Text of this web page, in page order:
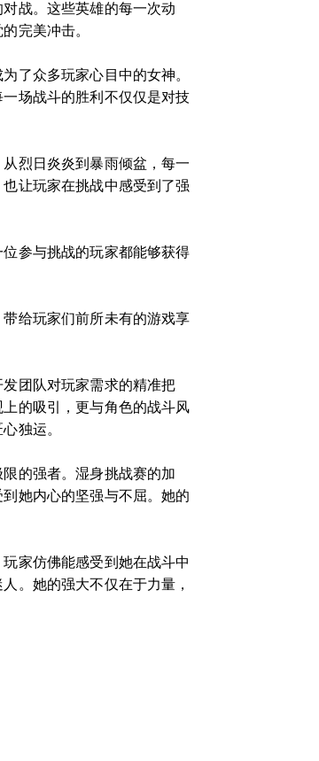
战。这些英雄的每一次动
完美冲击。
了众多玩家心目中的女神。
场战斗的胜利不仅仅是对技
烈日炎炎到暴雨倾盆，每一
让玩家在挑战中感受到了强
参与挑战的玩家都能够获得
给玩家们前所未有的游戏享
团队对玩家需求的精准把
的吸引，更与角色的战斗风
独运。
的强者。湿身挑战赛的加
她内心的坚强与不屈。她的
家仿佛能感受到她在战斗中
。她的强大不仅在于力量，